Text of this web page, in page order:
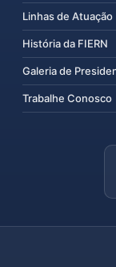
Linhas de Atuação
História da FIERN
Galeria de
Trabalhe Conosco